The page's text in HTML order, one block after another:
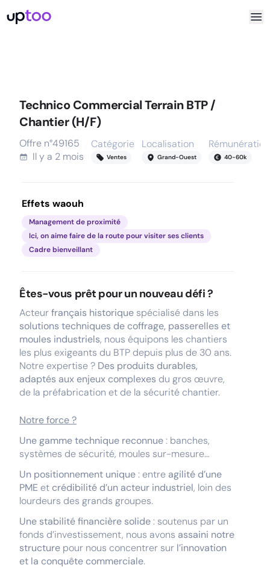
Technico Commercial Terrain BTP /
Chantier (H/F)
Offre n°49165
Il y a 2 mois
Catégorie
Ventes
Localisation
Grand-Ouest
Rémunération
40-60k
Effets waouh
Management de proximité
Ici, on aime faire de la route pour visiter ses clients
Cadre bienveillant
Êtes-vous prêt pour un nouveau défi ?
Acteurfrançais historique spécialisé dans les
solutions techniques de coffrage, passerelles et
moules industriels, nous équipons les chantiers
les plus exigeants du BTP depuis plus de 30 ans.
Notre expertise ? Des produits durables,
adaptés aux enjeux complexes du gros œuvre,
de la préfabrication et de la sécurité chantier.
Notre force ?
Une gamme technique reconnue: banches,
systèmes de sécurité, moules sur-mesure…
Un positionnement unique: entre agilité d’une
PME et crédibilité d’un acteur industriel, loin des
lourdeurs des grands groupes.
Une stabilité financière solide: soutenus par un
fonds d’investissement, nous avons assaini notre
structure pour nous concentrer sur l’innovation
et la conquête commerciale.